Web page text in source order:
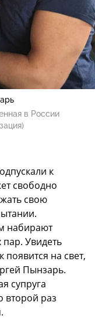
в России
к
свободно
свою
набирают
Увидеть
появится на свет,
Пынзарь.
супруга
второй раз